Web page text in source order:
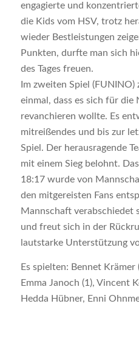
engagierte und
die Kids vom HSV, trotz
wieder Bestleistungen
Punkten, durfte man sich
des Tages freuen.
Im zweiten Spiel (FUNINO)
einmal, dass es sich für die
revanchieren wollte. Es
mitreißendes und bis zur
Spiel. Der herausragende
mit einem Sieg belohnt.
18:17 wurde von
den mitgereisten Fans
Mannschaft verabschiedet
und freut sich in der
lautstarke Unterstützung
Es spielten: Bennet Krämer
Emma Janoch (1), Vincent
Hedda Hübner, Enni